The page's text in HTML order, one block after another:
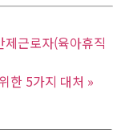
근로자(육아휴직
한 5가지 대처 »